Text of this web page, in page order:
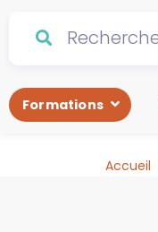
Formations
Accueil